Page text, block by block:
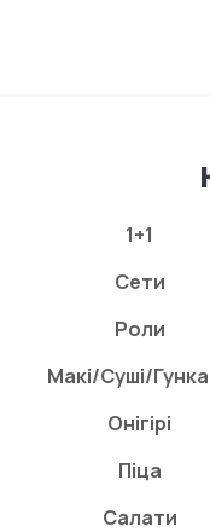
1+1
Сети
Роли
Макі/Суші/
Онігірі
Піца
Салати